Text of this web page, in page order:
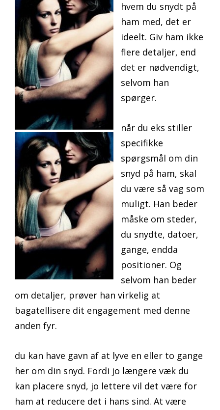
hvem du snydt på
ham med, det er
ideelt. Giv ham ikke
flere detaljer, end
det er nødvendigt,
selvom han
spørger.
når du eks stiller
specifikke
spørgsmål om din
snyd på ham, skal
du være så vag som
muligt. Han beder
måske om steder,
du snydte, datoer,
gange, endda
positioner. Og
selvom han beder
om detaljer, prøver han virkelig at
bagatellisere dit engagement med denne
anden fyr.
du kan have gavn af at lyve en eller to gange
her om din snyd. Fordi jo længere væk du
kan placere snyd, jo lettere vil det være for
ham at reducere det i hans sind. At være